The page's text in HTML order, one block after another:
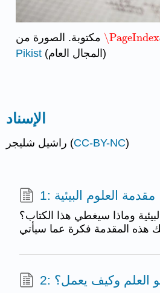
\PageIndex
\PageIndex مكتوبة. الصورة من
Pikist
(المجال العام)
الإسناد
راشيل شليجر (CC-BY-NC)
1: مقدمة العلوم البيئية
وماذا سيغطي هذا الكتاب؟
هو العلم وكيف يعمل؟